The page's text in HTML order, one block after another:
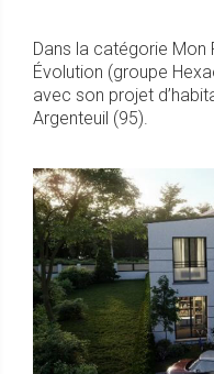
Dans la catégorie Mon
Évolution (groupe
avec son projet
Argenteuil (95).